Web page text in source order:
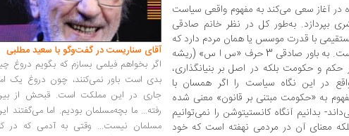
در آغاز سعی می‌کند به مفهوم واقعی سیاست
بپردازد. به‌طور کل در نظر خانم صادقی
با قدرت موسس یا همان مردم دارد که
در دل آن معنایی رهایی‌بخش نهفته است. به باور صادقی 3 حرف «س ا س» (ریشه
و حکومت بلکه در اصل بر بنیانگذاری،
در این نگاه سیاست را اگر همسان با
به «حکومت مبتنی بر قانون» معنی شده
بدانیم آنگاه کانستیتوشن را نمی‌توانیم
معنای آن در مردمی نهفته است که خود
آقای سناریست در گفت‌وگو با سعید مطلبی
اگر بخواهم فیلمی بسازم که بگویم دروغ
بدی است باور نمی‌کنند، چون دروغ یک
جاری در این مملکت است. قبحش از
رفته... ما بچه‌مسلمان بودیم. اما می‌گفتند
مسلمان نیست... وقتی به آدمی که در